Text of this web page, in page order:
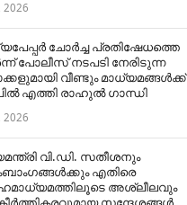
2026
ചോർച്ച പ്രതിഷേധത്തെ
പോലീസ് നടപടി നേരിടുന്ന
വീണ്ടും മാധ്യമങ്ങൾക്ക്
എത്തി രാഹുൽ ഗാന്ധി
2026
വി.ഡി. സതീശനും
എതിരെ
അശ്ലീലവും